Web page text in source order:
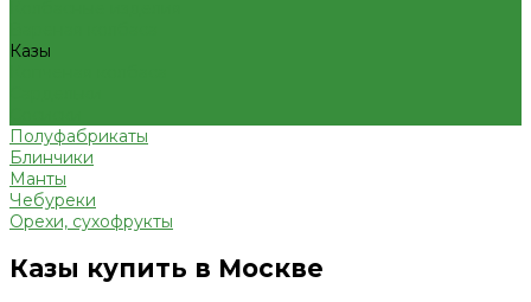
Казы
Полуфабрикаты
Блинчики
Манты
Чебуреки
Орехи, сухофрукты
Казы купить в Москве